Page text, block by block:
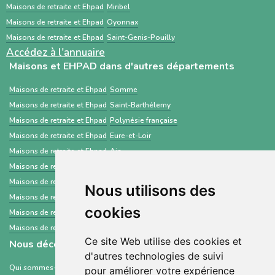
Nous utilisons des
cookies
Ce site Web utilise des cookies et
d'autres technologies de suivi
pour améliorer votre expérience
Maisons de retraite et Ehpad Miribel
Maisons de retraite et Ehpad Oyonnax
Maisons de retraite et Ehpad Saint-Genis-Pouilly
Accédez à l'annuaire
Maisons et EHPAD dans d'autres départements
Maisons de retraite et Ehpad Somme
Maisons de retraite et Ehpad Saint-Barthélemy
Maisons de retraite et Ehpad Polynésie française
Maisons de retraite et Ehpad Eure-et-Loir
Maisons de retraite et Ehpad Ain
Maisons de retraite et Ehpad
Maisons de retraite et Ehpad
Maisons de retraite et Ehpad Sarthe
Maisons de retraite et Ehpad Martinique
Maisons de retraite et Ehpad
Nous découvrir
Qui sommes-nous ?